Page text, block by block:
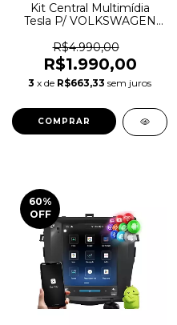
Kit Central Multimídia
Tesla P/ VOLKSWAGEN
R$4.990,00
R$1.990,00
3 x de R$663,33 sem juros
60%
OFF